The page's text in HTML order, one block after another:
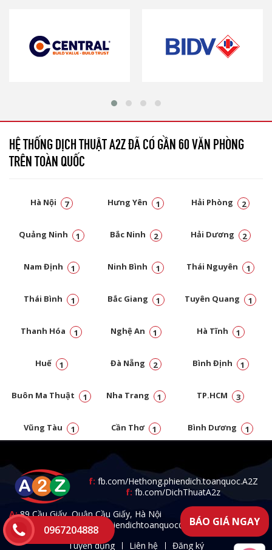
HỆ THỐNG DỊCH THUẬT A2Z ĐÃ CÓ GẦN 60 VĂN PHÒNG
TRÊN TOÀN QUỐC
Hà Nội 7 Hưng Yên 1 Hải Phòng 2
Quảng Ninh 1 Bắc Ninh 2 Hải Dương 2
Nam Định 1 Ninh Bình 1 Thái Nguyên 1
Thái Bình 1 Bắc Giang 1 Tuyên Quang 1
Thanh Hóa 1 Nghệ An 1 Hà Tĩnh 1
Huế 1 Đà Nẵng 2 Bình Định 1
Buôn Ma Thuật 1 Nha Trang 1 TP.HCM 3
Vũng Tàu 1 Cần Thơ 1 Bình Dương 1
f: fb.com/Hethong.phiendich.toanquoc.A2Z
f: fb.com/DichThuatA2z
A:89 Cầu Giấy, Quận Cầu Giấy, Hà Nội
T: 0967.204.888 -E:a2zphiendichtoanquoc@gmail.com
Tuyển dụng
Liên hệ Đăng ký
0967204888
BÁO GIÁ NGAY